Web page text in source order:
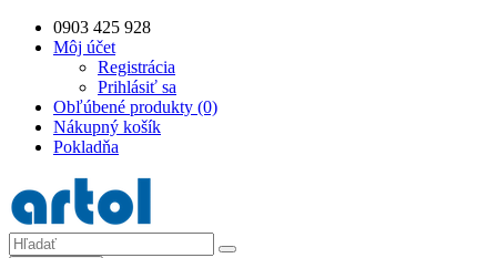
0903 425 928
Môj účet
Registrácia
Prihlásiť sa
Obľúbené produkty (0)
Nákupný košík
Pokladňa